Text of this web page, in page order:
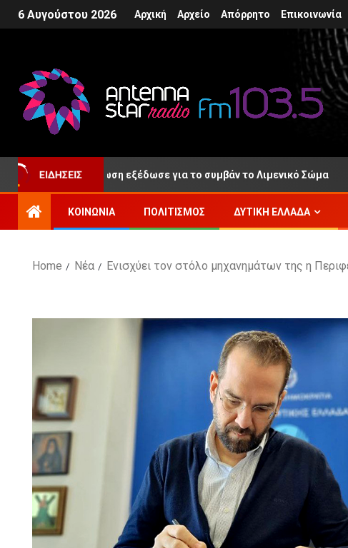
6 Αυγούστου 2026 Αρχική Αρχείο Απόρρητο Επικοινωνία
ΕΙΔΉΣΕΙΣ
ανακοίνωση εξέδωσε για το συμβάν το Λιμενικό Σώμα
ΚΟΙΝΩΝΊΑ ΠΟΛΙΤΙΣΜΌΣ ΔΥΤΙΚΉ ΕΛΛΆΔΑ
Home Νέα Ενισχύει τον στόλο μηχανημάτων της η